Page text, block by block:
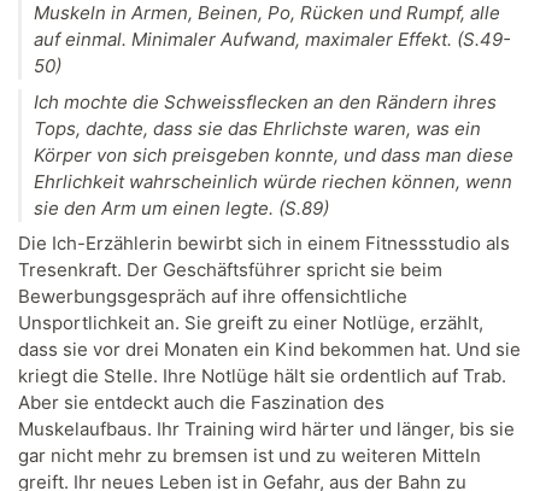
Muskeln in Armen, Beinen, Po, Rücken und Rumpf, alle
auf einmal. Minimaler Aufwand, maximaler Effekt. (S.49-
50)
Ich mochte die Schweissflecken an den Rändern ihres
Tops, dachte, dass sie das Ehrlichste waren, was ein
Körper von sich preisgeben konnte, und dass man diese
Ehrlichkeit wahrscheinlich würde riechen können, wenn
sie den Arm um einen legte. (S.89)
Die Ich-Erzählerin bewirbt sich in einem Fitnessstudio als
Tresenkraft. Der Geschäftsführer spricht sie beim
Bewerbungsgespräch auf ihre offensichtliche
Unsportlichkeit an. Sie greift zu einer Notlüge, erzählt,
dass sie vor drei Monaten ein Kind bekommen hat. Und sie
kriegt die Stelle. Ihre Notlüge hält sie ordentlich auf Trab.
Aber sie entdeckt auch die Faszination des
Muskelaufbaus. Ihr Training wird härter und länger, bis sie
gar nicht mehr zu bremsen ist und zu weiteren Mitteln
greift. Ihr neues Leben ist in Gefahr, aus der Bahn zu